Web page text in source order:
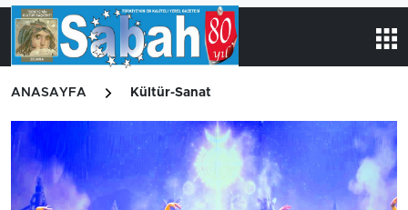
ANASAYFA Kültür-Sanat